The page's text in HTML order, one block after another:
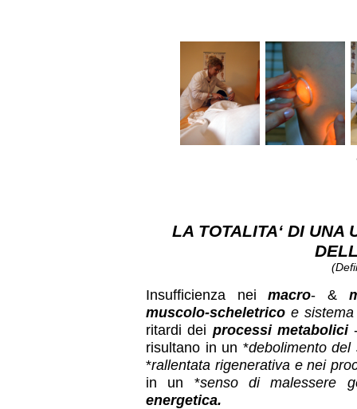
LA TOTALITA‘ DI UNA
Insufficienza neimacro- &
muscolo-scheletrico e
ritardi dei processi metabolici
risultano in un *debolimento del
*rallentata rigenerativa e nei
in un *senso di malessere
energetica.